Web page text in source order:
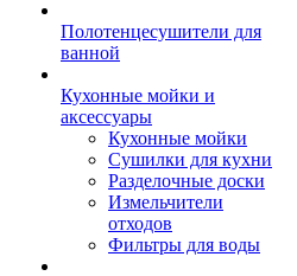
Полотенцесушители для
ванной
Кухонные мойки и
аксессуары
Кухонные мойки
Сушилки для кухни
Разделочные доски
Измельчители
отходов
Фильтры для воды